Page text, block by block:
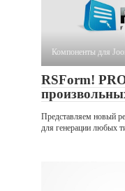
Компоненты для
RSForm!
Представляем новый
для генерации любых